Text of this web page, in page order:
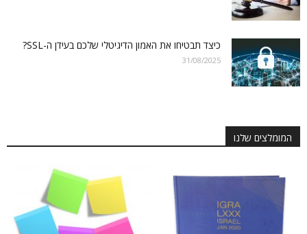
כיצד תבטיחו את האמון הדיגיטלי שלכם בעידן ה-SSL?
31/08/2025
המומלצים שלנו